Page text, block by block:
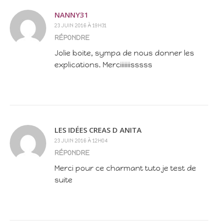
NANNY31
23 JUIN 2016 À 19H31
RÉPONDRE
Jolie boite, sympa de nous donner les
explications. Merciiiiiiisssss
LES IDÉES CREAS D ANITA
23 JUIN 2016 À 12H04
RÉPONDRE
Merci pour ce charmant tuto je test de
suite